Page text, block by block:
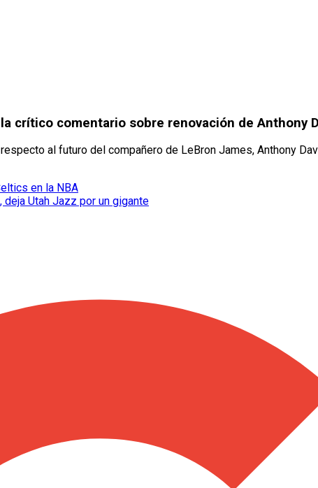
crítico comentario sobre renovación de Anthony
al futuro del compañero de LeBron James, Anthony
en la NBA
deja Utah Jazz por un gigante